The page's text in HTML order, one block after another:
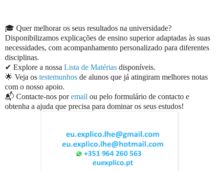
🎓 Quer melhorar os seus resultados na universidade?
Disponibilizamos explicações de ensino superior adaptadas às suas
necessidades, com acompanhamento personalizado para diferentes
disciplinas.
✔ Explore a nossa Lista de Matérias disponíveis.
🌟 Veja os testemunhos de alunos que já atingiram melhores notas
com o nosso apoio.
📬 Contacte-nos poremail ou pelo formulário de contacto e
obtenha a ajuda que precisa para dominar os seus estudos!